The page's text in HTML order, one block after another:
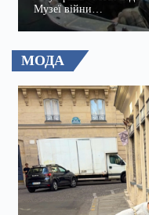
Музеї війни…
МОДА